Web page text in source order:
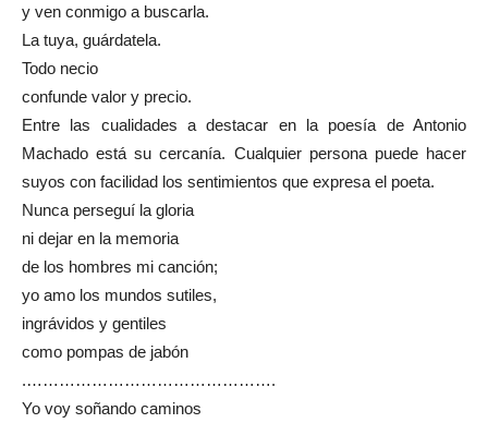
y ven conmigo a buscarla.
La tuya, guárdatela.
Todo necio
confunde valor y precio.
Entre las cualidades a destacar en la poesía de Antonio
Machado está su cercanía. Cualquier persona puede hacer
suyos con facilidad los sentimientos que expresa el poeta.
Nunca perseguí la gloria
ni dejar en la memoria
de los hombres mi canción;
yo amo los mundos sutiles,
ingrávidos y gentiles
como pompas de jabón
.……………………………………….
Yo voy soñando caminos